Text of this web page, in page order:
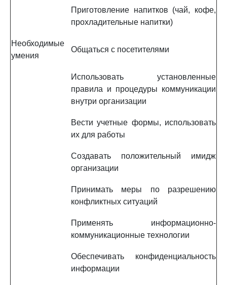
Приготовление напитков (чай, кофе,
прохладительные напитки)
Необходимые
умения
Общаться с посетителями
Использовать установленные
правила и процедуры коммуникации
внутри организации
Вести учетные формы, использовать
их для работы
Создавать положительный имидж
организации
Принимать меры по разрешению
конфликтных ситуаций
Применять информационно-
коммуникационные технологии
Обеспечивать конфиденциальность
информации